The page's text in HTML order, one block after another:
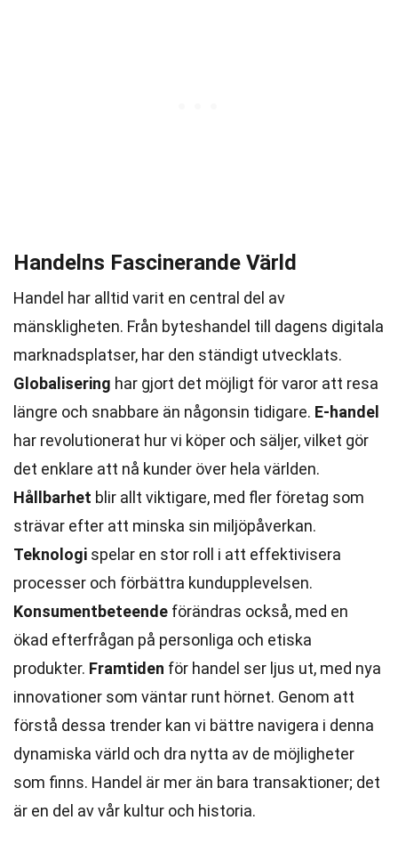
Handelns Fascinerande Värld
Handel har alltid varit en central del av
mänskligheten. Från byteshandel till dagens digitala
marknadsplatser, har den ständigt utvecklats.
Globalisering har gjort det möjligt för varor att resa
längre och snabbare än någonsin tidigare. E-handel
har revolutionerat hur vi köper och säljer, vilket gör
det enklare att nå kunder över hela världen.
Hållbarhet blir allt viktigare, med fler företag som
strävar efter att minska sin miljöpåverkan.
Teknologi spelar en stor roll i att effektivisera
processer och förbättra kundupplevelsen.
Konsumentbeteende förändras också, med en
ökad efterfrågan på personliga och etiska
produkter. Framtiden för handel ser ljus ut, med nya
innovationer som väntar runt hörnet. Genom att
förstå dessa trender kan vi bättre navigera i denna
dynamiska värld och dra nytta av de möjligheter
som finns. Handel är mer än bara transaktioner; det
är en del av vår kultur och historia.